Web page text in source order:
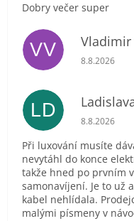
Dobry večer super
VV Vladimir
Hodnocení
8.8.2026
LD Hodnocení
8.8.2026
Při luxování musíte
nevytáhl do konce
takže hned po prvním
samonavíjení. Je to už
kabel nehlídala.
malými písmeny v